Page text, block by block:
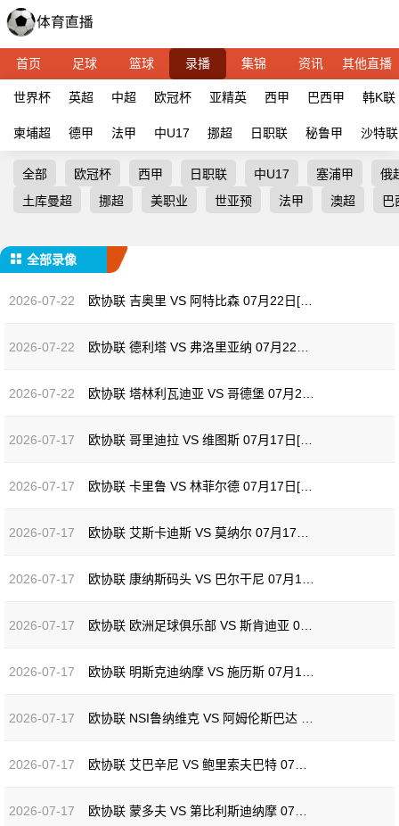
首页 足球 篮球 录播 集锦 资讯 其他直播
世界杯 英超 中超 欧冠杯 亚精英 西甲 巴西甲 韩K联
柬埔超 德甲 法甲 中U17 挪超 日职联 秘鲁甲 沙特联
全部 欧冠杯 西甲 日职联 中U17 塞浦甲
俄
土库曼超
挪超 美职业 世亚预 法甲 澳超 巴
全部录像
2026-07-22
2026-07-22
2026-07-22
2026-07-17
2026-07-17
2026-07-17
2026-07-17
2026-07-17
2026-07-17
2026-07-17
2026-07-17
2026-07-17